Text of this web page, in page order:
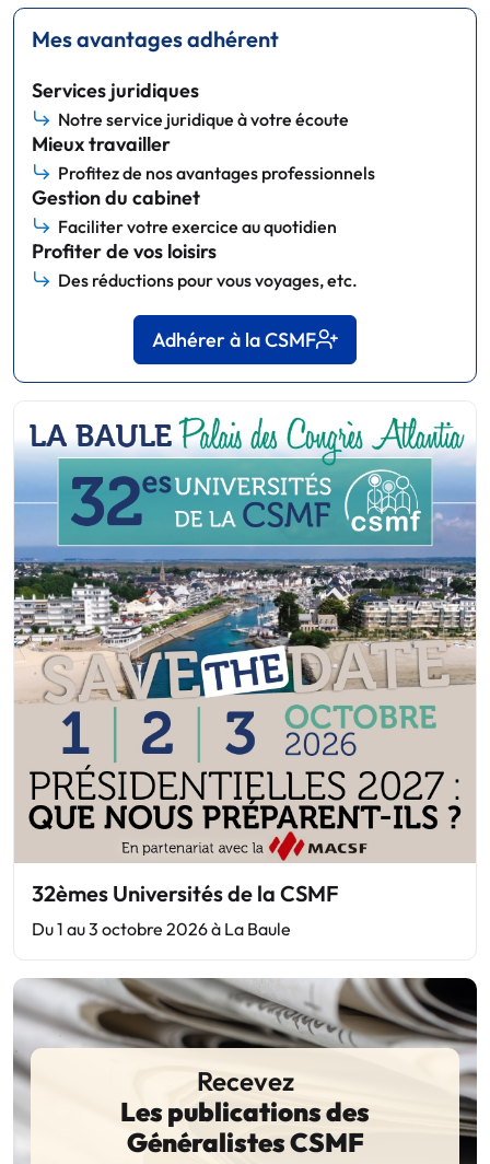
Mes avantages adhérent
Services juridiques
Notre service juridique à votre écoute
Mieux travailler
Profitez de nos avantages professionnels
Gestion du cabinet
Faciliter votre exercice au quotidien
Profiter de vos loisirs
Des réductions pour vous voyages, etc.
Adhérer à la CSMF
32èmes Universités de la CSMF
Du 1 au 3 octobre 2026 à La Baule
Recevez
Les publications des
Généralistes CSMF